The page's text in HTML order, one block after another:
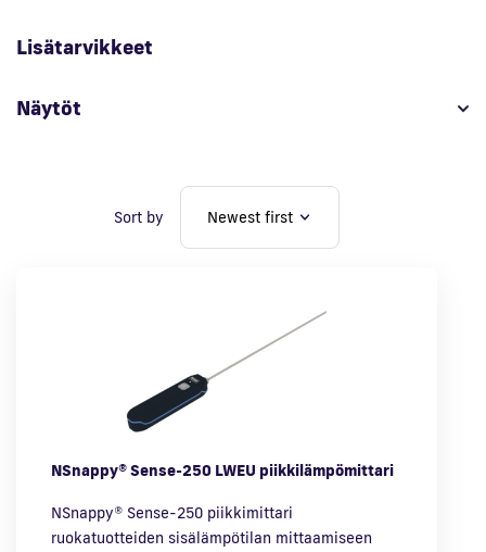
Lisätarvikkeet
Näytöt
Sort by
NSnappy® Sense-250 LWEU piikkilämpömittari
NSnappy® Sense-250 piikkimittari
ruokatuotteiden sisälämpötilan mittaamiseen